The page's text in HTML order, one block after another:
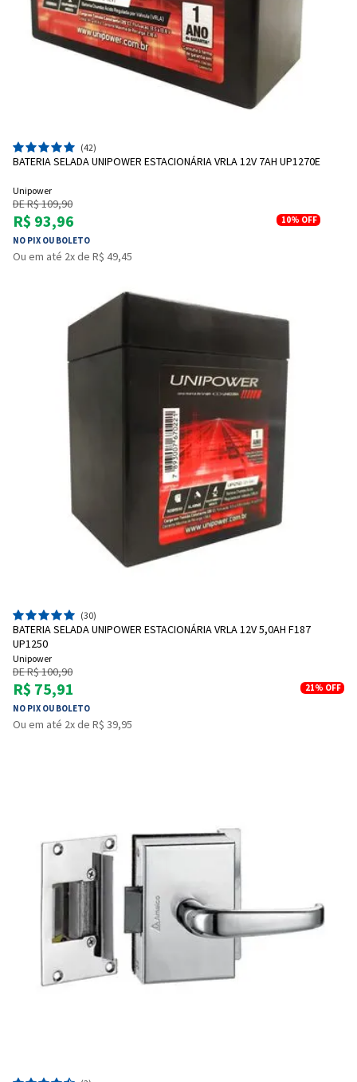
(42)
BATERIA SELADA UNIPOWER ESTACIONÁRIA VRLA 12V 7AH UP1270E
Unipower
DE R$ 109,90
R$ 93,96
NO PIX OU BOLETO
10% OFF
Ou em até 2x de R$ 49,45
(30)
BATERIA SELADA UNIPOWER ESTACIONÁRIA VRLA 12V 5,0AH F187
UP1250
Unipower
DE R$ 100,90
R$ 75,91
NO PIX OU BOLETO
21% OFF
Ou em até 2x de R$ 39,95